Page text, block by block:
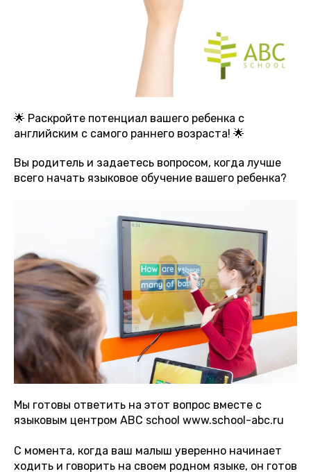
🌟 Раскройте потенциал вашего ребенка с
английским с самого раннего возраста! 🌟
Вы родитель и задаетесь вопросом, когда лучше
всего начать языковое обучение вашего ребенка?
Мы готовы ответить на этот вопрос вместе с
языковым центром ABC school www.school-abc.ru
С момента, когда ваш малыш уверенно начинает
ходить и говорить на своем родном языке, он готов